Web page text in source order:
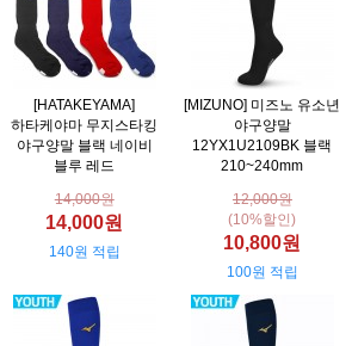
[HATAKEYAMA]
하타케야마 무지스타킹
야구양말 블랙 네이비
블루 레드
14,000원
14,000원
140원 적립
[MIZUNO] 미즈노 유소년
야구양말
12YX1U2109BK 블랙
210~240mm
12,000원
(10%할인)
10,800원
100원 적립